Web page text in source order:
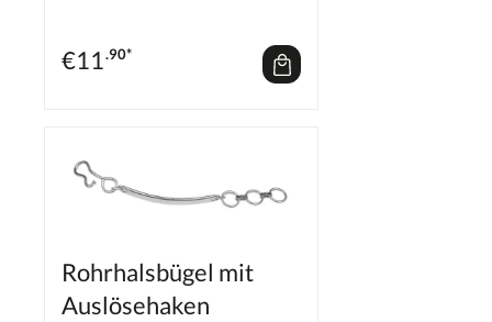
€11.90*
Rohrhalsbügel mit
Auslösehaken